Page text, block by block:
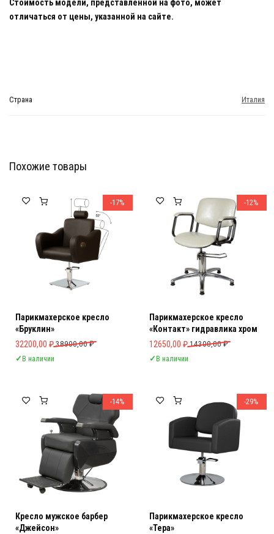
Стоимость модели, представленной на фото, может
отличаться от цены, указанной на сайте.
Страна Италия
Похожие товары
-17%
Парикмахерское кресло
«Бруклин»
38900,00₽
Первоначальная цена составляла 38900,00 ₽.
32200,00 ₽
Текущая цена: 32200,00 ₽.
✓В наличии
-12%
Парикмахерское кресло
«Контакт» гидравлика хром
14300,00₽
Первоначальная цена
12650,00 ₽
Текущая цена: 12650,00 ₽.
✓В наличии
-14%
Кресло мужское барбер
«Джейсон»
-29%
Парикмахерское кресло
«Тера»